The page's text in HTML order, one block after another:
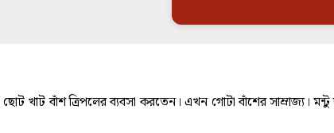
বাঁশ ত্রিপলের ব্যবসা করতেন। এখন গোটা বাঁশের সাম্রাজ্য। মন্টু